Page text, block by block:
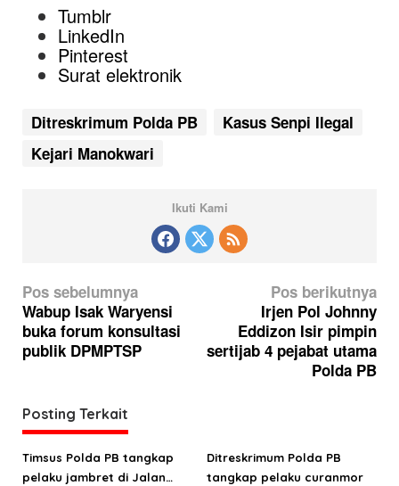
Tumblr
LinkedIn
Pinterest
Surat elektronik
Ditreskrimum Polda PB
Kasus Senpi Ilegal
Kejari Manokwari
Ikuti Kami
N
a
v
i
a
s
i
Pos sebelumnya
Wabup Isak Waryensi
buka forum konsultasi
publik DPMPTSP
Pos berikutnya
Irjen Pol Johnny
Eddizon Isir pimpin
sertijab 4 pejabat utama
Polda PB
Posting Terkait
Timsus Polda PB tangkap
pelaku jambret di Jalan
Ditreskrimum Polda PB
tangkap pelaku curanmor